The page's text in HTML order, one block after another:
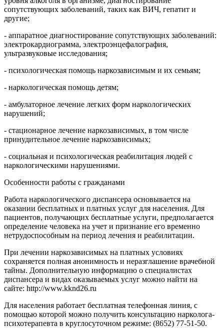
сопутствующих заболеваний, таких как ВИЧ, гепатит и
другие;
- аппаратное диагностирование сопутствующих заболеваний:
электрокардиограмма, электроэнцефалография,
ультразвуковые исследования;
- психологическая помощь наркозависимым и их семьям;
- наркологическая помощь детям;
- амбулаторное лечение легких форм наркологических
нарушений;
- стационарное лечение наркозависимых, в том числе
принудительное лечение наркозависимых;
- социальная и психологическая реабилитация людей с
наркологическими нарушениями.
Особенности работы с гражданами
Работа наркологического диспансера основывается на
оказании бесплатных и платных услуг для населения. Для
пациентов, получающих бесплатные услуги, предполагается
определение человека на учет и признание его временно
нетрудоспособным на период лечения и реабилитации.
При лечении наркозависимых на платных условиях
сохраняется полная анонимность и неразглашение врачебной
тайны. Дополнительную информацию о специалистах
диспансера и видах оказываемых услуг можно найти на
сайте: http://www.kknd26.ru
Для населения работает бесплатная телефонная линия, с
помощью которой можно получить консультацию нарколога-
психотерапевта в круглосуточном режиме: (8652) 77-51-50.